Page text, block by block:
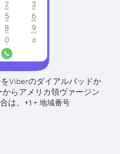
Viberのダイアルパッドか
からアメリカ領ヴァージン
は、 +1 + 地域番号